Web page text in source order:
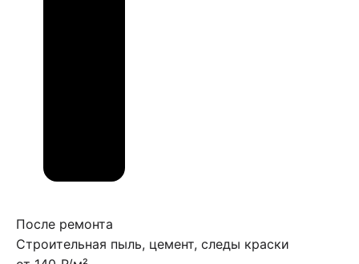
После ремонта
Строительная пыль, цемент, следы краски